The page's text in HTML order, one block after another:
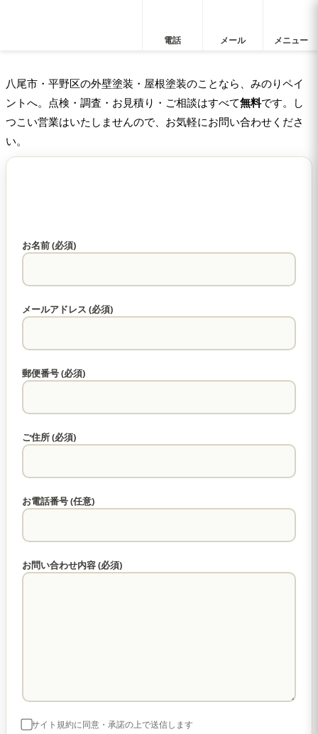
電話 メール メニュー
八尾市・平野区の外壁塗装・屋根塗装のことなら、みのりペイ
ントへ。点検・調査・お見積り・ご相談はすべて無料です。し
つこい営業はいたしませんので、お気軽にお問い合わせくださ
い。
お名前 (必須)
メールアドレス (必須)
郵便番号 (必須)
ご住所 (必須)
お電話番号 (任意)
お問い合わせ内容 (必須)
サイト規約に同意・承諾の上で送信します